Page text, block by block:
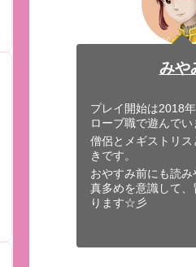
みや
プレイ開始は2018
ローブ職で遊んでい
僧侶とメギストリ
きです。
おやすみ前にも読
真多めを意識して
ります☆彡